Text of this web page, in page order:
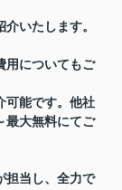
いたします。
用についてもご
可能です。他社
最大無料にてご
担当し、全力で